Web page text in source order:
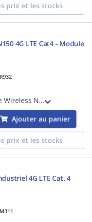
prix et les stocks
4G LTE Cat4 - Module
Routeur mobile Wireless N150 4G LTE Cat4 - Module LTE/HSPA - Débit montant 50 Mbps, descendant 150 Mbps - Batterie 2020mAh - 1 port micro-USB pour recharge ou modem 4G - Puissance de sortie LTE class 3 (23dBm) - Ecran LCD
Ajouter au panier
prix et les stocks
4G LTE Cat. 4